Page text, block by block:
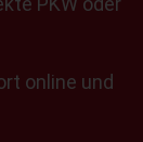
online und